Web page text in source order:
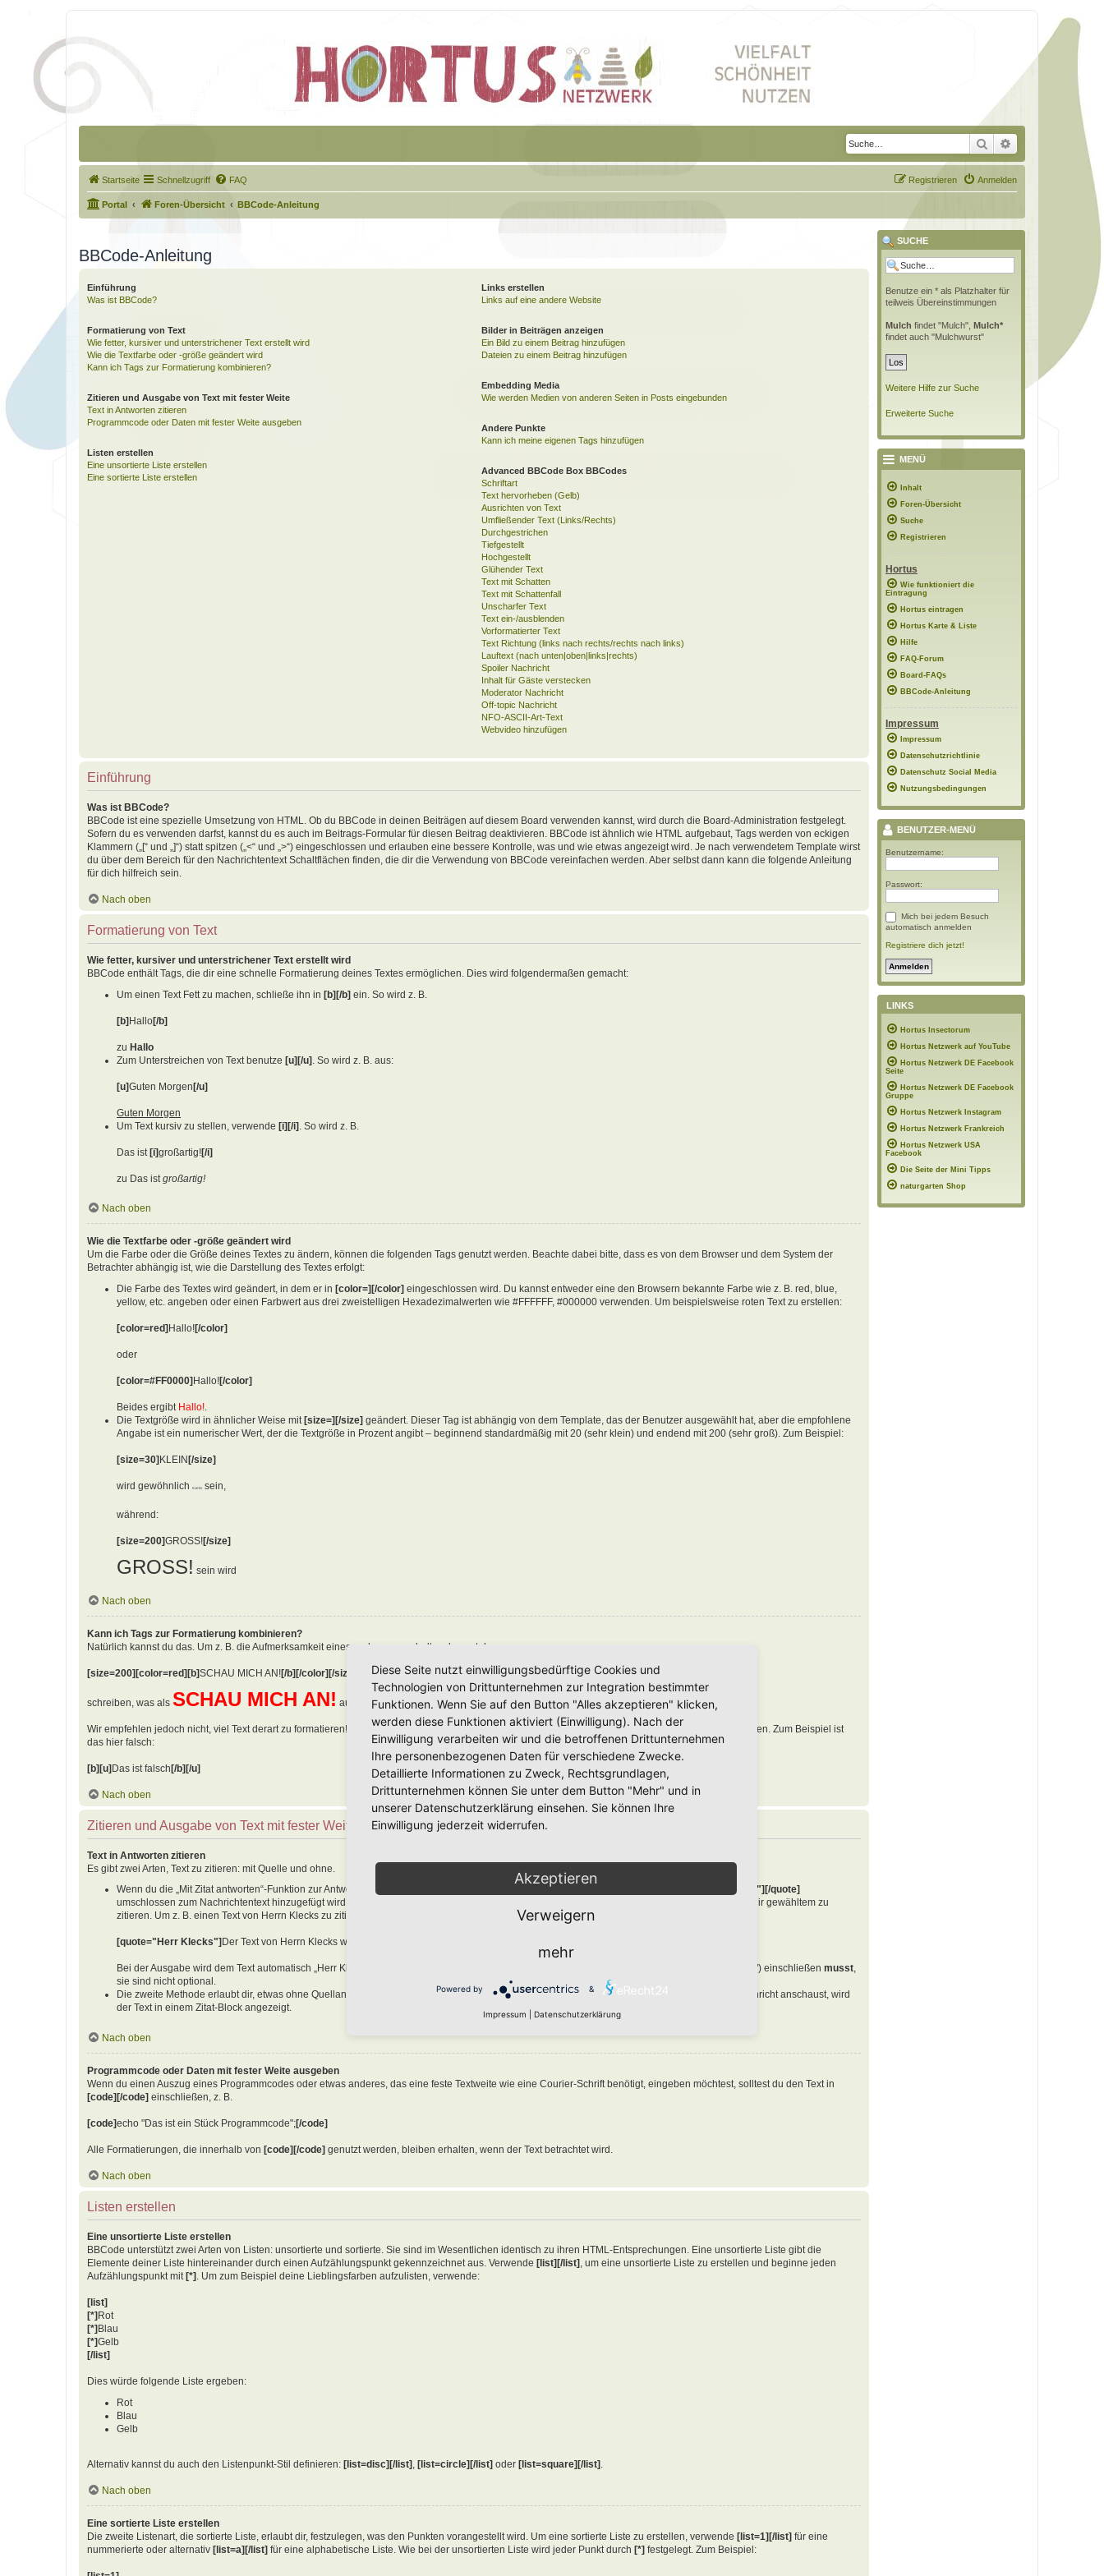
Suche Erweiterte Suche
Startseite Schnellzugriff FAQ Anmelden
Registrieren
Portal Foren-Übersicht BBCode-Anleitung
BBCode-Anleitung
Einführung
Was ist BBCode?
Formatierung von Text
Wie fetter, kursiver und unterstrichener Text erstellt wird
Wie die Textfarbe oder -größe geändert wird
Kann ich Tags zur Formatierung kombinieren?
Zitieren und Ausgabe von Text mit fester Weite
Text in Antworten zitieren
Programmcode oder Daten mit fester Weite ausgeben
Listen erstellen
Eine unsortierte Liste erstellen
Eine sortierte Liste erstellen
Links erstellen
Links auf eine andere Website
Bilder in Beiträgen anzeigen
Ein Bild zu einem Beitrag hinzufügen
Dateien zu einem Beitrag hinzufügen
Embedding Media
Wie werden Medien von anderen Seiten in Posts eingebunden
Andere Punkte
Kann ich meine eigenen Tags hinzufügen
Advanced BBCode Box BBCodes
Schriftart
Text hervorheben (Gelb)
Ausrichten von Text
Umfließender Text (Links/Rechts)
Durchgestrichen
Tiefgestellt
Hochgestellt
Glühender Text
Text mit Schatten
Text mit Schattenfall
Unscharfer Text
Text ein-/ausblenden
Vorformatierter Text
Text Richtung (links nach rechts/rechts nach links)
Lauftext (nach unten|oben|links|rechts)
Spoiler Nachricht
Inhalt für Gäste verstecken
Moderator Nachricht
Off-topic Nachricht
NFO-ASCII-Art-Text
Webvideo hinzufügen
Einführung
Was ist BBCode?
BBCode ist eine spezielle Umsetzung von HTML. Ob du BBCode in deinen Beiträgen auf diesem Board verwenden kannst, wird durch die Board-Administration festgelegt.
Sofern du es verwenden darfst, kannst du es auch im Beitrags-Formular für diesen Beitrag deaktivieren. BBCode ist ähnlich wie HTML aufgebaut, Tags werden von eckigen
Klammern („[“ und „]“) statt spitzen („<“ und „>“) eingeschlossen und erlauben eine bessere Kontrolle, was und wie etwas angezeigt wird. Je nach verwendetem Template wirst
du über dem Bereich für den Nachrichtentext Schaltflächen finden, die dir die Verwendung von BBCode vereinfachen werden. Aber selbst dann kann die folgende Anleitung
für dich hilfreich sein.
Nach oben
Formatierung von Text
Wie fetter, kursiver und unterstrichener Text erstellt wird
BBCode enthält Tags, die dir eine schnelle Formatierung deines Textes ermöglichen. Dies wird folgendermaßen gemacht:
Um einen Text Fett zu machen, schließe ihn in [b][/b] ein. So wird z. B.
[b]Hallo[/b]
zu Hallo
Zum Unterstreichen von Text benutze [u][/u] . So wird z. B. aus:
[u]Guten Morgen[/u]
Guten Morgen
Um Text kursiv zu stellen, verwende [i][/i] . So wird z. B.
Das ist [i]großartig![/i]
zu Das ist großartig!
Nach oben
Wie die Textfarbe oder -größe geändert wird
Um die Farbe oder die Größe deines Textes zu ändern, können die folgenden Tags genutzt werden. Beachte dabei bitte, dass es von dem Browser und dem System der
Betrachter abhängig ist, wie die Darstellung des Textes erfolgt:
Die Farbe des Textes wird geändert, in dem er in [color=][/color] eingeschlossen wird. Du kannst entweder eine den Browsern bekannte Farbe wie z. B. red, blue,
yellow, etc. angeben oder einen Farbwert aus drei zweistelligen Hexadezimalwerten wie #FFFFFF, #000000 verwenden. Um beispielsweise roten Text zu erstellen:
[color=red] Hallo![/color]
oder
[color=#FF0000] Hallo![/color]
Beides ergibt Hallo!.
Die Textgröße wird in ähnlicher Weise mit [size=][/size] geändert. Dieser Tag ist abhängig von dem Template, das der Benutzer ausgewählt hat, aber die empfohlene
Angabe ist ein numerischer Wert, der die Textgröße in Prozent angibt – beginnend standardmäßig mit 20 (sehr klein) und endend mit 200 (sehr groß). Zum Beispiel:
[size=30] KLEIN [/size]
wird gewöhnlich KLEIN sein,
während:
[size=200]GROSS![/size]
GROSS! sein wird
Nach oben
Kann ich Tags zur Formatierung kombinieren?
Natürlich kannst du das. Um z. B. die Aufmerksamkeit eines anderen zu erhalten, kannst du
[size=200][color=red][b]SCHAU MICH AN![/b][/color][/size]
schreiben, was als SCHAU MICH AN! ausgegeben wird.
Wir empfehlen jedoch nicht, viel Text derart zu formatieren! Beachte, dass du als Autor dafür verantwortlich bist, dass die Tags richtig geschlossen werden. Zum Beispiel ist
das hier falsch:
[b][u]Das ist falsch[/b][/u]
Nach oben
Zitieren und Ausgabe von Text mit fester Weite
Text in Antworten zitieren
Es gibt zwei Arten, Text zu zitieren: mit Quelle und ohne.
Wenn du die „Mit Zitat antworten“-Funktion zur Antwort auf einen Beitrag verwendest, wirst du feststellen, dass der alte Beitragstext von
[quote=""][/quote]
umschlossen zum Nachrichtentext hinzugefügt wird. Dies erlaubt dir unter Angabe einer Referenz zu einer Person oder zu etwas anderem von dir gewähltem zu
zitieren. Um z. B. einen Text von Herrn Klecks zu zitieren, solltest du Folgendes eingeben:
[quote="Herr Klecks"] Der Text von Herrn Klecks würde hier stehen
Bei der Ausgabe wird dem Text automatisch „Herr Klecks hat geschrieben:“ vorangestellt. Beachte, dass du den Namen in Anführungszeichen ("") einschließen musst,
sie sind nicht optional.
Die zweite Methode erlaubt dir, etwas ohne Quellangabe zu zitieren. Dazu musst du den Text in[quote][/quote]einschließen. Wenn du die Nachricht anschaust, wird
der Text in einem Zitat-Block angezeigt.
Nach oben
Programmcode oder Daten mit fester Weite ausgeben
Wenn du einen Auszug eines Programmcodes oder etwas anderes, das eine feste Textweite wie eine Courier-Schrift benötigt, eingeben möchtest, solltest du den Text in
[code][/code] einschließen, z. B.
[code]echo "Das ist ein Stück Programmcode";[/code]
Alle Formatierungen, die innerhalb von [code][/code] genutzt werden, bleiben erhalten, wenn der Text betrachtet wird.
Nach oben
Listen erstellen
Eine unsortierte Liste erstellen
BBCode unterstützt zwei Arten von Listen: unsortierte und sortierte. Sie sind im Wesentlichen identisch zu ihren HTML-Entsprechungen. Eine unsortierte Liste gibt die
Elemente deiner Liste hintereinander durch einen Aufzählungspunkt gekennzeichnet aus. Verwende [list][/list] , um eine unsortierte Liste zu erstellen und beginne jeden
Aufzählungspunkt mit [*] . Um zum Beispiel deine Lieblingsfarben aufzulisten, verwende:
[list]
[*] Rot
[*] Blau
[*]Gelb
[/list]
Dies würde folgende Liste ergeben:
Rot
Blau
Gelb
Alternativ kannst du auch den Listenpunkt-Stil definieren: [list=disc][/list] [list=circle][/list] oder [list=square][/list]
Nach oben
Eine sortierte Liste erstellen
Die zweite Listenart, die sortierte Liste, erlaubt dir, festzulegen, was den Punkten vorangestellt wird. Um eine sortierte Liste zu erstellen, verwende [list=1][/list] für eine
nummerierte oder alternativ [list=a][/list] für eine alphabetische Liste. Wie bei der unsortierten Liste wird jeder Punkt durch [*] festgelegt. Zum Beispiel:
SUCHE
Benutze ein * als Platzhalter für
teilweis Übereinstimmungen
Mulch findet "Mulch", Mulch*
findet auch "Mulchwurst"
Weitere Hilfe zur Suche
Erweiterte Suche
MENÜ
Inhalt
Foren-Übersicht
Suche
Registrieren
Hortus
Wie funktioniert die
Eintragung
Hortus eintragen
Hortus Karte & Liste
Hilfe
FAQ-Forum
Board-FAQs
BBCode-Anleitung
Impressum
Impressum
Datenschutzrichtlinie
Datenschutz Social Media
Nutzungsbedingungen
BENUTZER-MENÜ
Benutzername:
Passwort:
Mich bei jedem Besuch
automatisch anmelden
Registriere dich jetzt!
LINKS
Hortus Insectorum
Hortus Netzwerk auf YouTube
Hortus Netzwerk DE Facebook
Seite
Hortus Netzwerk DE Facebook
Gruppe
Hortus Netzwerk Instagram
Hortus Netzwerk Frankreich
Hortus Netzwerk USA
Facebook
Die Seite der Mini Tipps
naturgarten Shop
Diese Seite nutzt einwilligungsbedürftige Cookies und
Technologien von Drittunternehmen zur Integration bestimmter
Funktionen. Wenn Sie auf den Button "Alles akzeptieren" klicken,
werden diese Funktionen aktiviert (Einwilligung). Nach der
Einwilligung verarbeiten wir und die betroffenen Drittunternehmen
Ihre personenbezogenen Daten für verschiedene Zwecke.
Detaillierte Informationen zu Zweck, Rechtsgrundlagen,
Drittunternehmen können Sie unter dem Button "Mehr" und in
unserer Datenschutzerklärung einsehen. Sie können Ihre
Einwilligung jederzeit widerrufen.
Akzeptieren
Verweigern
mehr
Powered by &
Impressum Datenschutzerklärung